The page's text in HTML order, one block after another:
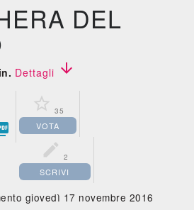
DEL
Dettagli 
 35
VOTA
 2
SCRIVI
giovedì 17 novembre 2016